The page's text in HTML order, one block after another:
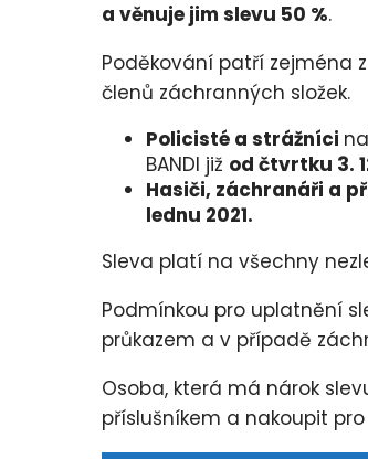
a věnuje jim slevu 50 %.
Poděkování patří zejména
členů záchranných složek.
Policisté a strážníci
BANDI již od čtvrtku 3.
Hasiči, záchranáři a
lednu 2021.
Sleva platí na všechny
Podmínkou pro uplatnění
průkazem a v případě
Osoba, která má nárok
příslušníkem a nakoupit pro